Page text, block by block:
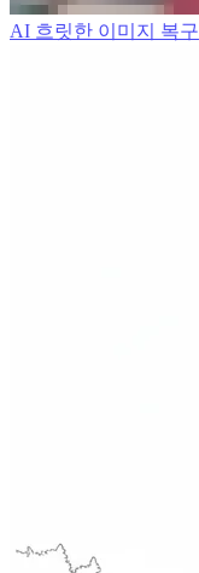
AI 흐릿한 이미지 복구